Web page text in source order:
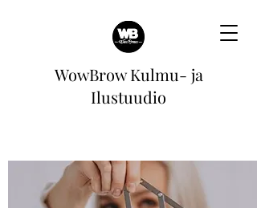
WowBrow Kulmu- ja
Ilustuudio